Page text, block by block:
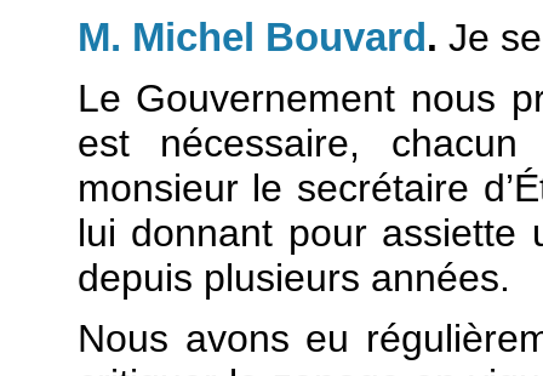
M. Michel Bouvard. Je
Le Gouvernement nous
est nécessaire,
monsieur le secrétaire
lui donnant pour assiette
depuis plusieurs années.
Nous avons eu